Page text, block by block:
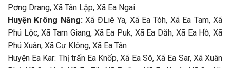
Pơng Drang, Xã Tân Lập, Xã Ea Ngai.
Huyện Krông Năng:Xã ĐLiê Ya, Xã Ea Tóh, Xã Ea Tam, Xã
Phú Lộc, Xã Tam Giang, Xã Ea Puk, Xã Ea Dăh, Xã Ea Hồ, Xã
Phú Xuân, Xã Cư Klông, Xã Ea Tân
Huyện Ea Kar: Thị trấn Ea Knốp, Xã Ea Sô, Xã Ea Sar, Xã Xuân